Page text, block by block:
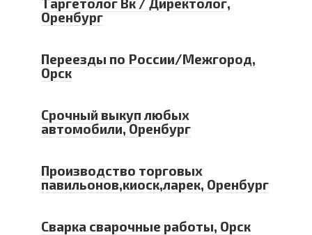
Оренбург
Переезды по России/Межгород,
Орск
Срочный выкуп любых
автомобили, Оренбург
Производство торговых
павильонов,киоск,ларек, Оренбург
Сварка сварочные работы, Орск